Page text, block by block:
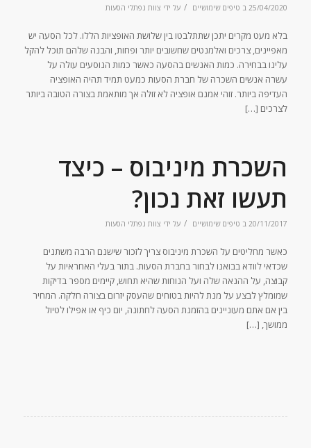
25/04/2020 ב טיפים שימושיים / על ידי צוות נפתלי הסעות
בלא מעט מקרים יתכן שתתלבטו בין שלושת האופציות הללו. לכל הסעה יש
מאפיינים, צרכים ואלמנטים שחשובים יותר ופחות, והבנה שלהם תוכל להקל
עלינו בבחירה. כמות האנשים בהסעה כאשר כמות הנוסעים עולה על
עשרה אנשים השכרה של חברת הסעות כמעט תמיד תהיה האופציה
העדיפה ביותר. זוהי אמנם אופציה לא זולה אך מותאמת בצורה הטובה ביותר
לצרכים […]
השכרת מיניבוס – כיצד
תעשו זאת נכון?
20/11/2017 ב טיפים שימושיים / על ידי צוות נפתלי הסעות
כאשר מחליטים על השכרת מיניבוס צריך לזכור שישנם הרבה משתנים
שכדאי לוודא בבואנו לבחור בחברת הסעות. בתור בעלי האחראיות על
קבוצה, על ההנאה שלה ועל הנוחות שהיא תחוש, קיימים מספר בדיקות
שמומלץ לבצע על מנת להיות בטוחים שהעסק יזרום בצורה חלקה. המחיר
בין אם אתם מעוניינים בהזמנת הסעה לחתונה, יום כיף או אפילו לטיול
ממושך, […]